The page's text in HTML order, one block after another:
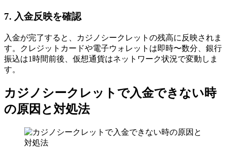
7. 入金反映を確認
入金が完了すると、カジノシークレットの残高に反映されま
す。クレジットカードや電子ウォレットは即時〜数分、銀行
振込は1時間前後、仮想通貨はネットワーク状況で変動しま
す。
カジノシークレットで入金できない時
の原因と対処法